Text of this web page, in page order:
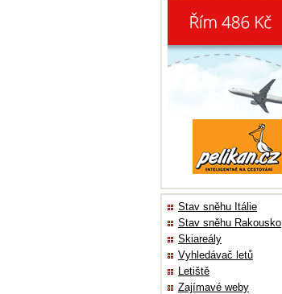
Stav sněhu Itálie
Stav sněhu Rakousko
Skiareály
Vyhledávač letů
Letiště
Zajímavé weby